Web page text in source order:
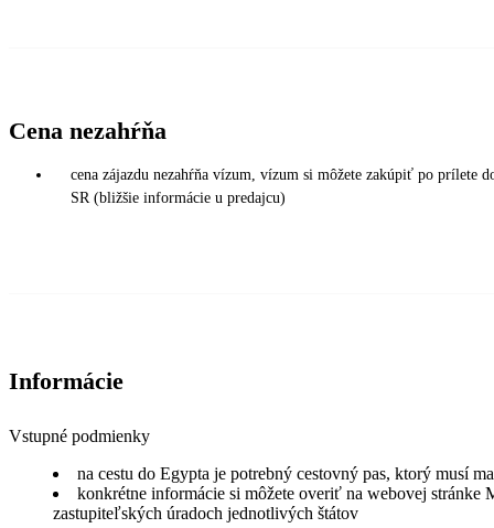
Cena nezahŕňa
cena zájazdu nezahŕňa vízum, vízum si môžete zakúpiť po prílete
SR (bližšie informácie u predajcu)
Informácie
Vstupné podmienky
na cestu do Egypta je potrebný cestovný pas, ktorý musí
konkrétne informácie si môžete overiť na webovej stránke
zastupiteľských úradoch jednotlivých štátov